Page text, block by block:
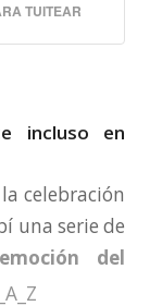
TUITEAR
incluso en
celebración
una serie de
emoción del